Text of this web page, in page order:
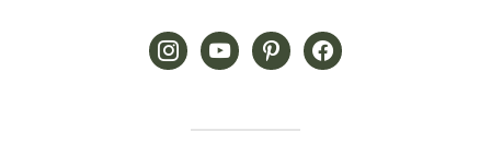
instagramyoutubepinterestfacebook